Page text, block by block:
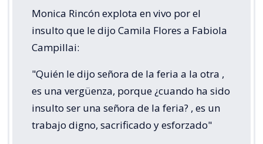
Monica Rincón explota en vivo por el
insulto que le dijo Camila Flores a Fabiola
Campillai:
"Quién le dijo señora de la feria a la otra ,
es una vergüenza, porque ¿cuando ha sido
insulto ser una señora de la feria? , es un
trabajo digno, sacrificado y esforzado"